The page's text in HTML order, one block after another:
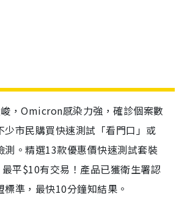
，Omicron感染力強，確診個案數
少市民購買快速測試「看門口」或
測。精選13款優惠價快速測試套裝
平$10有交易！產品已獲衛生署認
標準，最快10分鐘知結果。